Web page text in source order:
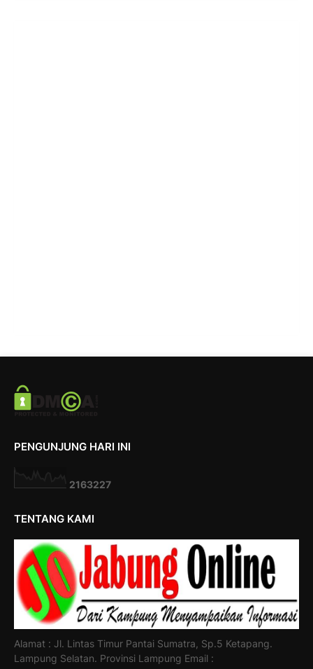
PENGUNJUNG HARI INI
2163227
TENTANG KAMI
Alamat : Jl. Lintas Timur Pantai Sumatra, Sp.5 Ketapang.
Lampung Selatan. Provinsi Lampung Email :